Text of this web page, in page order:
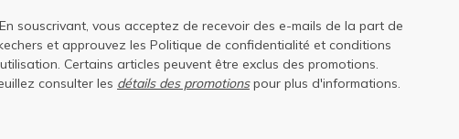
souscrivant, vous acceptez de recevoir des e-mails de la part de
et approuvez les Politique de confidentialité et conditions
. Certains articles peuvent être exclus des promotions.
consulter les détails des promotionspour plus d'informations.